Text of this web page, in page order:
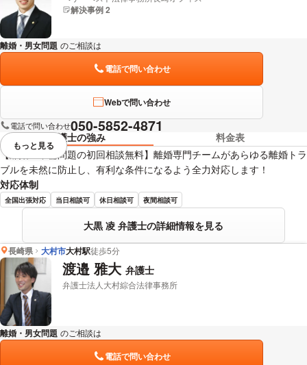
解決事例 2
離婚・男女問題 のご相談は
電話で問い合わせ
Webで問い合わせ
電話で問い合わせ050-5852-4871
弁護士の強み
料金表
【離婚・不倫問題の初回相談無料】離婚専門チームがあらゆる離婚トラ
ブルを未然に防止し、有利な条件になるよう全力対応します！
対応体制
全国出張対応 当日相談可 休日相談可 夜間相談可
大黒 凌 弁護士の詳細情報を見る
視覚的に省略されている要素を
もっと見る
長崎県 大村市大村駅徒歩5分
渡邉 雅大 弁護士
弁護士法人大村綜合法律事務所
離婚・男女問題 のご相談は
電話で問い合わせ